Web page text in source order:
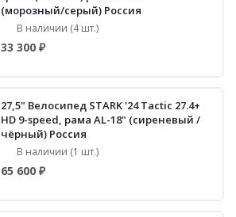
(морозный/серый) Россия
В наличии (4 шт.)
33 300 ₽
27,5" Велосипед STARK '24 Tactic 27.4+
HD 9-speed, рама AL-18" (сиреневый /
чёрный) Россия
В наличии (1 шт.)
65 600 ₽